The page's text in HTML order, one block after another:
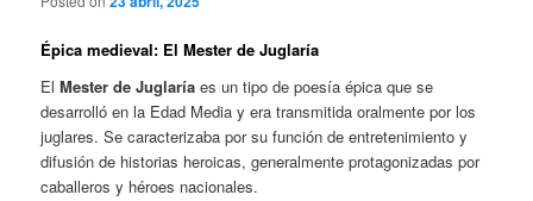
Épica medieval: El Mester de Juglaría
ElMester de Juglaría es un tipo de poesía épica que se
desarrolló en la Edad Media y era transmitida oralmente por los
juglares. Se caracterizaba por su función de entretenimiento y
difusión de historias heroicas, generalmente protagonizadas por
caballeros y héroes nacionales.